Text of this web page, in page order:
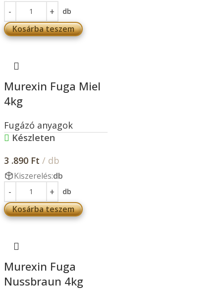
db
Kosárba teszem
Murexin Fuga Miel
4kg
Fugázó anyagok
Készleten
3 .890 Ft / db
Kiszerelés:db
db
Kosárba teszem
Murexin Fuga
Nussbraun 4kg